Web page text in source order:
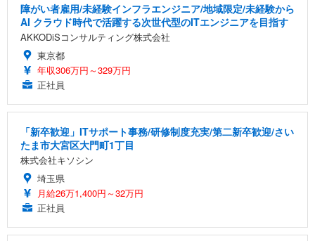
障がい者雇用/未経験インフラエンジニア/地域限定/未経験から
AI クラウド時代で活躍する次世代型のITエンジニアを目指す
AKKODiSコンサルティング株式会社
東京都
年収306万円～329万円
正社員
「新卒歓迎」ITサポート事務/研修制度充実/第二新卒歓迎/さい
たま市大宮区大門町1丁目
株式会社キソシン
埼玉県
月給26万1,400円～32万円
正社員